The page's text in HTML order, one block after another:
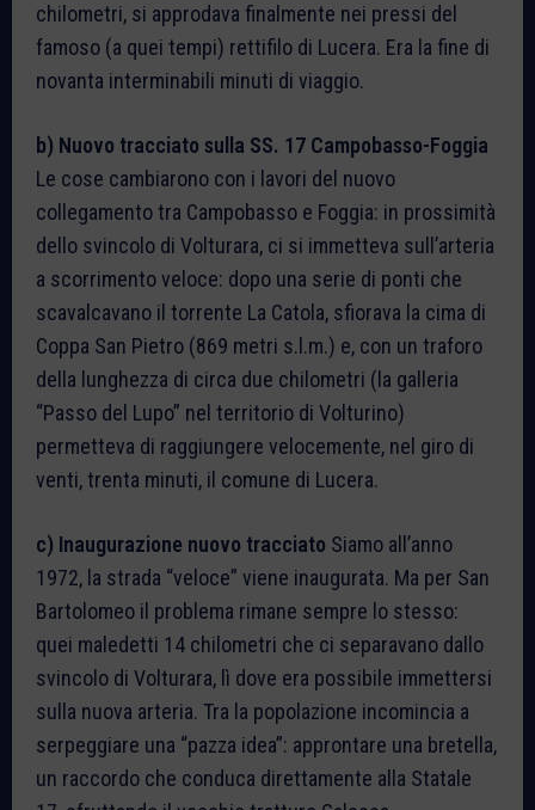
chilometri, si approdava finalmente nei pressi del
famoso (a quei tempi) rettifilo di Lucera. Era la fine di
novanta interminabili minuti di viaggio.
b) Nuovo tracciato sulla SS. 17 Campobasso-Foggia
Le cose cambiarono con i lavori del nuovo
collegamento tra Campobasso e Foggia: in prossimità
dello svincolo di Volturara, ci si immetteva sull’arteria
a scorrimento veloce: dopo una serie di ponti che
scavalcavano il torrente La Catola, sfiorava la cima di
Coppa San Pietro (869 metri s.l.m.) e, con un traforo
della lunghezza di circa due chilometri (la galleria
“Passo del Lupo” nel territorio di Volturino)
permetteva di raggiungere velocemente, nel giro di
venti, trenta minuti, il comune di Lucera.
c) Inaugurazione nuovo tracciato Siamo all’anno
1972, la strada “veloce” viene inaugurata. Ma per San
Bartolomeo il problema rimane sempre lo stesso:
quei maledetti 14 chilometri che ci separavano dallo
svincolo di Volturara, lì dove era possibile immettersi
sulla nuova arteria. Tra la popolazione incomincia a
serpeggiare una “pazza idea”: approntare una bretella,
un raccordo che conduca direttamente alla Statale